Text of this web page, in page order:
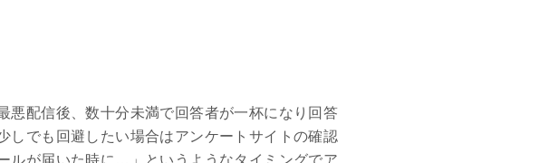
悪配信後、数十分未満で回答者が一杯になり回答
でも回避したい場合はアンケートサイトの確認
ルが届いた時に…」というようなタイミングでア